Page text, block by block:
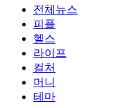
전체뉴스
피플
헬스
라이프
컬처
머니
테마